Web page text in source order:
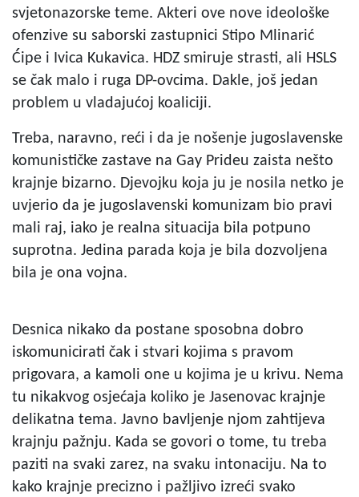
svjetonazorske teme. Akteri ove nove ideološke
ofenzive su saborski zastupnici Stipo Mlinarić
Ćipe i Ivica Kukavica. HDZ smiruje strasti, ali HSLS
se čak malo i ruga DP-ovcima. Dakle, još jedan
problem u vladajućoj koaliciji.
Treba, naravno, reći i da je nošenje jugoslavenske
komunističke zastave na Gay Prideu zaista nešto
krajnje bizarno. Djevojku koja ju je nosila netko je
uvjerio da je jugoslavenski komunizam bio pravi
mali raj, iako je realna situacija bila potpuno
suprotna. Jedina parada koja je bila dozvoljena
bila je ona vojna.
Desnica nikako da postane sposobna dobro
iskomunicirati čak i stvari kojima s pravom
prigovara, a kamoli one u kojima je u krivu. Nema
tu nikakvog osjećaja koliko je Jasenovac krajnje
delikatna tema. Javno bavljenje njom zahtijeva
krajnju pažnju. Kada se govori o tome, tu treba
paziti na svaki zarez, na svaku intonaciju. Na to
kako krajnje precizno i pažljivo izreći svako